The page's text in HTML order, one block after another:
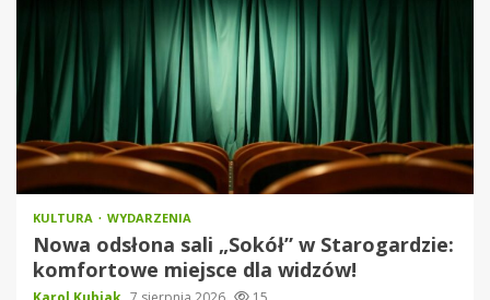
KULTURA WYDARZENIA
Nowa odsłona sali „Sokół” w Starogardzie:
komfortowe miejsce dla widzów!